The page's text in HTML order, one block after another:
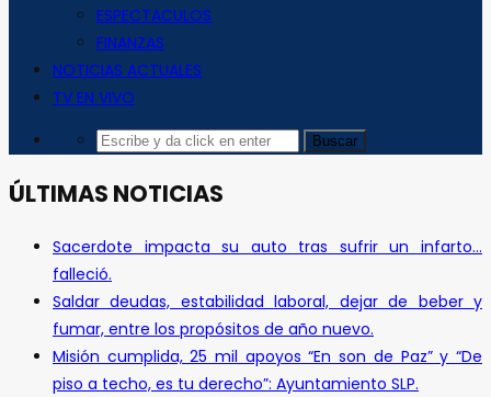
ESPECTACULOS
FINANZAS
NOTICIAS ACTUALES
TV EN VIVO
ÚLTIMAS NOTICIAS
Sacerdote impacta su auto tras sufrir un infarto…
falleció.
Saldar deudas, estabilidad laboral, dejar de beber y
fumar, entre los propósitos de año nuevo.
Misión cumplida, 25 mil apoyos “En son de Paz” y “De
piso a techo, es tu derecho”: Ayuntamiento SLP.